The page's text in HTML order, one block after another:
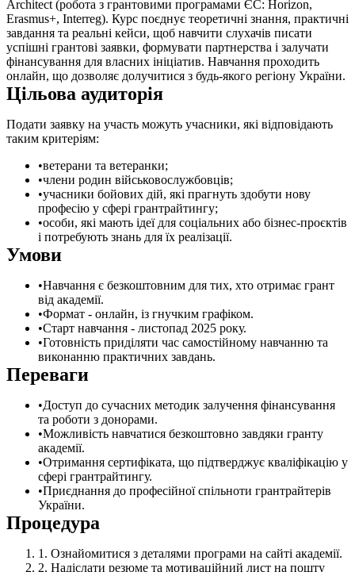
Architect (робота з грантовими програмами ЄС: Horizon,
Erasmus+, Interreg). Курс поєднує теоретичні знання, практичні
завдання та реальні кейси, щоб навчити слухачів писати
успішні грантові заявки, формувати партнерства і залучати
фінансування для власних ініціатив. Навчання проходить
онлайн, що дозволяє долучитися з будь-якого регіону України.
Цільова аудиторія
Подати заявку на участь можуть учасники, які відповідають
таким критеріям:
ветерани та ветеранки;
члени родин військовослужбовців;
учасники бойових дій, які прагнуть здобути нову
професію у сфері грантрайтингу;
особи, які мають ідеї для соціальних або бізнес-проєктів
і потребують знань для їх реалізації.
Умови
Навчання є безкоштовним для тих, хто отримає грант
від академії.
Формат - онлайн, із гнучким графіком.
Старт навчання - листопад 2025 року.
Готовність приділяти час самостійному навчанню та
виконанню практичних завдань.
Переваги
Доступ до сучасних методик залучення фінансування
та роботи з донорами.
Можливість навчатися безкоштовно завдяки гранту
академії.
Отримання сертифіката, що підтверджує кваліфікацію у
сфері грантрайтингу.
Приєднання до професійної спільноти грантрайтерів
України.
Процедура
Ознайомитися з деталями програми на сайті академії.
Надіслати резюме та мотиваційний лист на пошту